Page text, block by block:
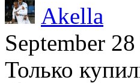
Akella
September
Только